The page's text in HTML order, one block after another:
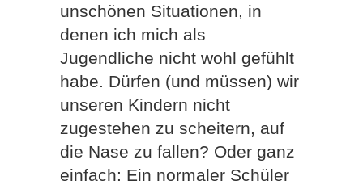
unschönen Situationen, in
denen ich mich als
Jugendliche nicht wohl gefühlt
habe. Dürfen (und müssen) wir
unseren Kindern nicht
zugestehen zu scheitern, auf
die Nase zu fallen? Oder ganz
einfach: Ein normaler Schüler